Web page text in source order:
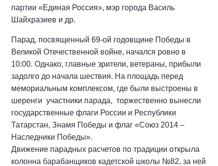
партии «Единая Россия», мэр города Василь
Шайхразиев и др.
Парад, посвященный 69-ой годовщине Победы в
Великой Отечественной войне, начался ровно в
10:00. Однако, главные зрители, ветераны, прибыли
задолго до начала шествия. На площадь перед
мемориальным комплексом, где были выстроены в
шеренги участники парада, торжественно вынесли
государственные флаги России и Республики
Татарстан, Знамя Победы и флаг «Союз 2014 –
Наследники Победы».
Движение парадных расчетов по традиции открыла
колонна барабанщиков кадетской школы №82, за ней